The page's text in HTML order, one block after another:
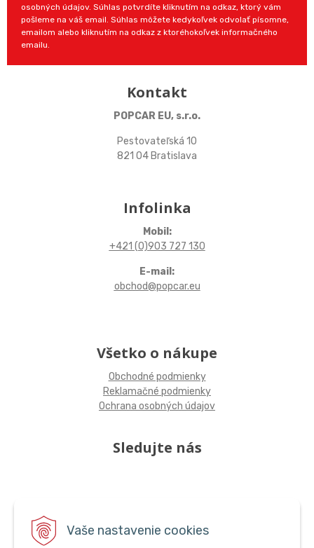
Vaše nastavenie cookies
osobných údajov. Súhlas potvrdíte kliknutím na odkaz, ktorý vám
pošleme na váš email. Súhlas môžete kedykoľvek odvolať písomne,
emailom alebo kliknutím na odkaz z ktoréhokoľvek informačného
emailu.
Kontakt
POPCAR EU, s.r.o.
Pestovateľská 10
821 04 Bratislava
Infolinka
Mobil:
+421 (0)903 727 130
E-mail:
obchod@popcar.eu
Všetko o nákupe
Obchodné podmienky
Reklamačné podmienky
Ochrana osobných údajov
Sledujte nás